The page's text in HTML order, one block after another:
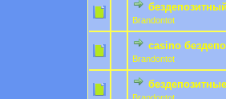
Brandontot
casino
Brandontot